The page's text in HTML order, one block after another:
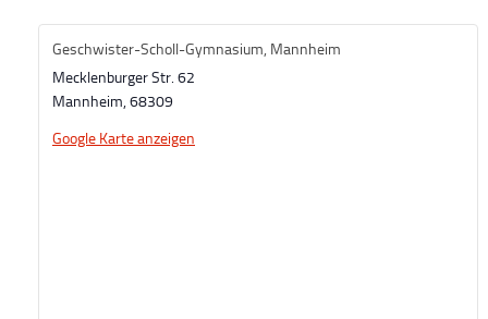
Geschwister-Scholl-Gymnasium, Mannheim
Mecklenburger Str. 62
Mannheim,68309
Google Karte anzeigen